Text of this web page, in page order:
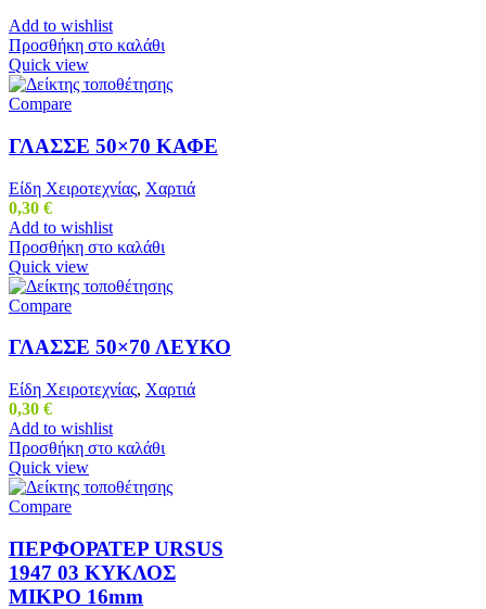
Add to wishlist
Προσθήκη στο καλάθι
Quick view
Compare
ΓΛΑΣΣΕ 50×70 ΚΑΦΕ
Είδη Χειροτεχνίας, Χαρτιά
0,30 €
Add to wishlist
Προσθήκη στο καλάθι
Quick view
Compare
ΓΛΑΣΣΕ 50×70 ΛΕΥΚΟ
Είδη Χειροτεχνίας, Χαρτιά
0,30 €
Add to wishlist
Προσθήκη στο καλάθι
Quick view
Compare
ΠΕΡΦΟΡΑΤΕΡ URSUS
1947 03 ΚΥΚΛΟΣ
ΜΙΚΡΟ 16mm